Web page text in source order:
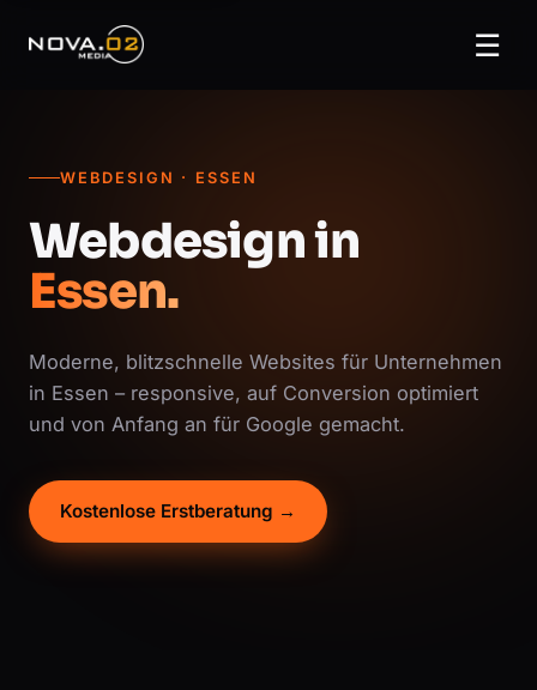
☰
WEBDESIGN · ESSEN
Webdesign in
Essen.
Moderne, blitzschnelle Websites für Unternehmen
in Essen – responsive, auf Conversion optimiert
und von Anfang an für Google gemacht.
Kostenlose Erstberatung →